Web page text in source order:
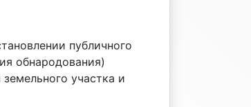
публичного
обнародования)
участка и